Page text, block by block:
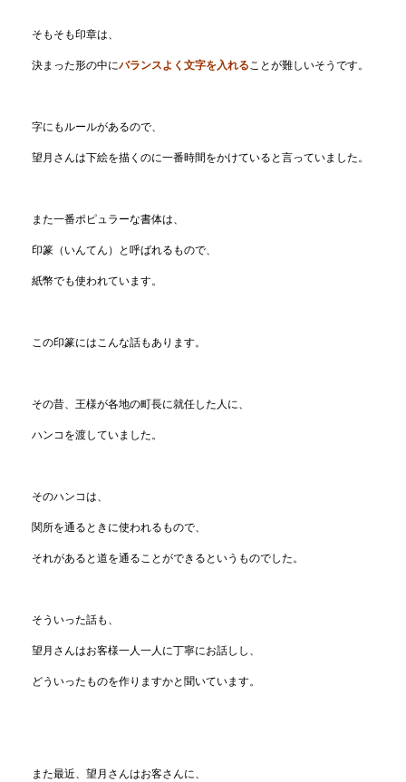
そもそも印章は、
決まった形の中にバランスよく文字を入れることが難しいそうです。
字にもルールがあるので、
望月さんは下絵を描くのに一番時間をかけていると言っていました。
また一番ポピュラーな書体は、
印篆（いんてん）と呼ばれるもので、
紙幣でも使われています。
この印篆にはこんな話もあります。
その昔、王様が各地の町長に就任した人に、
ハンコを渡していました。
そのハンコは、
関所を通るときに使われるもので、
それがあると道を通ることができるというものでした。
そういった話も、
望月さんはお客様一人一人に丁寧にお話しし、
どういったものを作りますかと聞いています。
また最近、望月さんはお客さんに、